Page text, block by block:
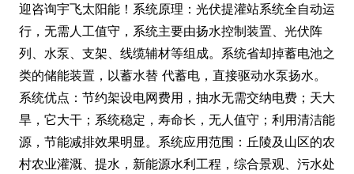
迎咨询宇飞太阳能！系统原理：光伏提灌站系统全自动运
行，无需人工值守，系统主要由扬水控制装置、光伏阵
列、水泵、支架、线缆辅材等组成。系统省却掉蓄电池之
类的储能装置，以蓄水替 代蓄电，直接驱动水泵扬水。
系统优点：节约架设电网费用，抽水无需交纳电费；天大
旱，它大干；系统稳定，寿命长，无人值守；利用清洁能
源，节能减排效果明显。系统应用范围：丘陵及山区的农
村农业灌溉、提水，新能源水利工程，综合景观、污水处